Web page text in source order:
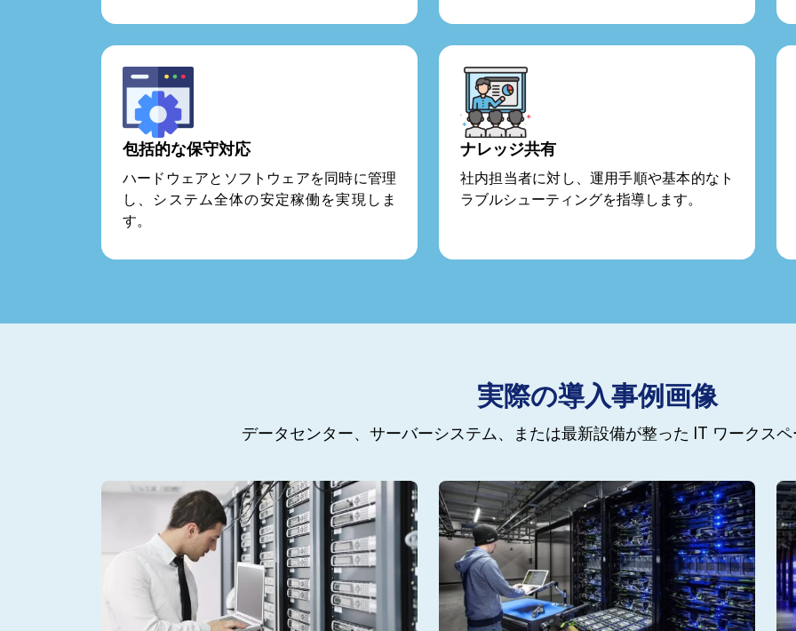
包括的な保守対応
ハードウェアとソフトウェアを同時に管理
し、システム全体の安定稼働を実現しま
す。
ナレッジ共有
社内担当者に対し、運用手順や基本的なト
ラブルシューティングを指導します。
実際の導入事例画像
データセンター、サーバーシステム、または最新設備が整った IT ワークス